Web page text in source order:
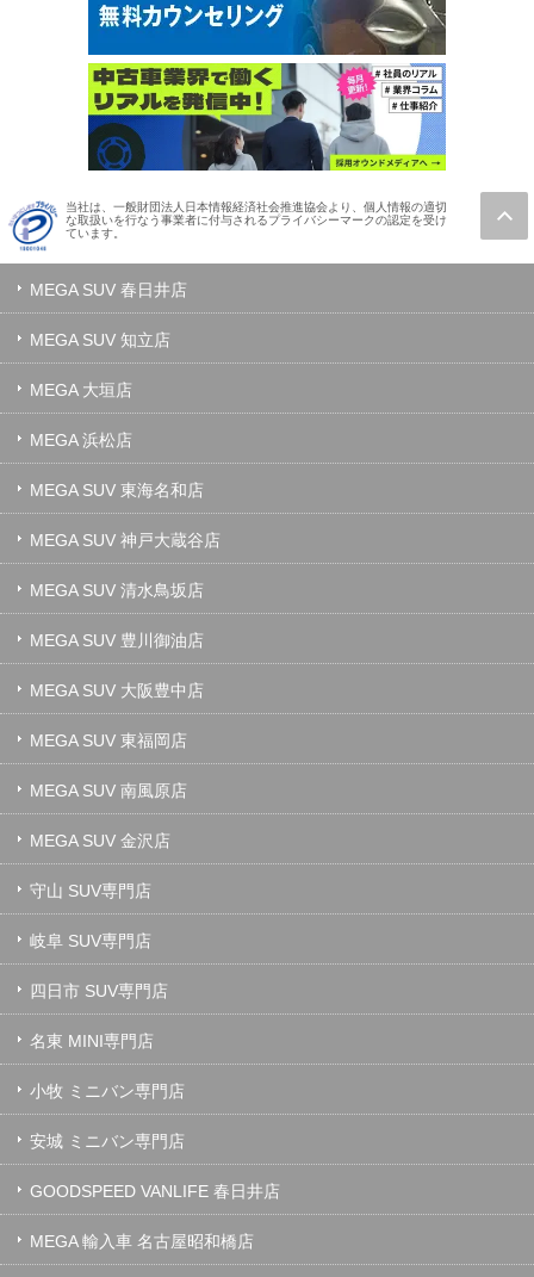
当社は、一般財団法人日本情報経済社会推進協会より、個人情報の適切
な取扱いを行なう事業者に付与されるプライバシーマークの認定を受け
ています。
MEGA SUV 春日井店
MEGA SUV 知立店
MEGA 大垣店
MEGA 浜松店
MEGA SUV 東海名和店
MEGA SUV 神戸大蔵谷店
MEGA SUV 清水鳥坂店
MEGA SUV 豊川御油店
MEGA SUV 大阪豊中店
MEGA SUV 東福岡店
MEGA SUV 南風原店
MEGA SUV 金沢店
守山 SUV専門店
岐阜 SUV専門店
四日市 SUV専門店
名東 MINI専門店
小牧 ミニバン専門店
安城 ミニバン専門店
GOODSPEED VANLIFE 春日井店
MEGA 輸入車 名古屋昭和橋店